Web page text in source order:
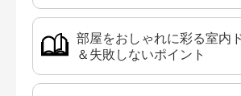
部屋をおしゃれに彩る室内
＆失敗しないポイント